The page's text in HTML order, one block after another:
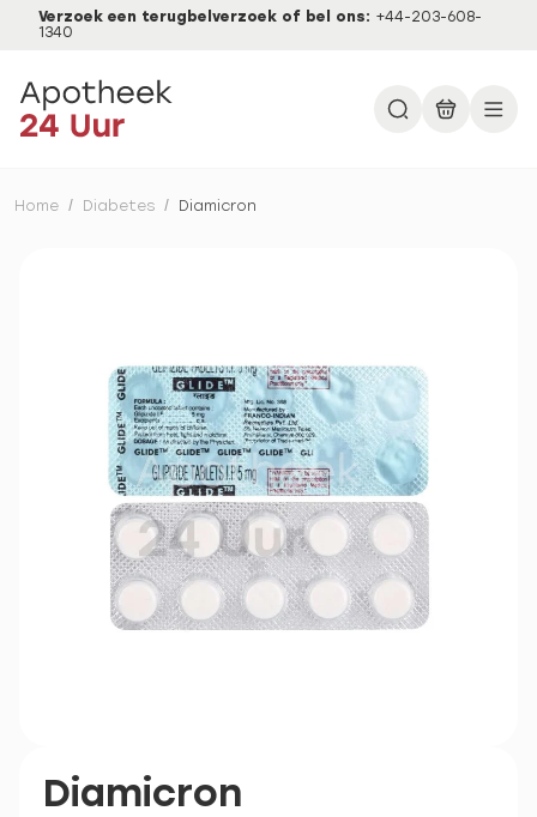
Verzoek een terugbelverzoek of bel ons: +44-203-608-
1340
Home / Diabetes / Diamicron
Diamicron